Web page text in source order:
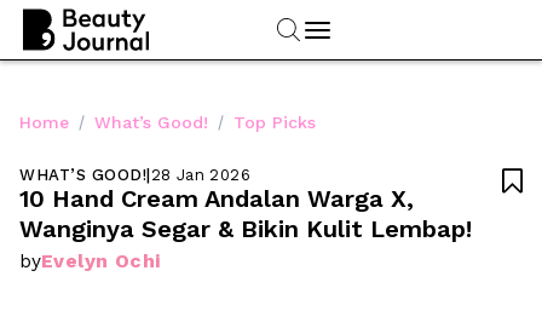
Home / What’s Good! / Top Picks
WHAT’S GOOD!|28 Jan 2026
10 Hand Cream Andalan Warga X,
Wanginya Segar & Bikin Kulit Lembap!
byEvelyn Ochi
